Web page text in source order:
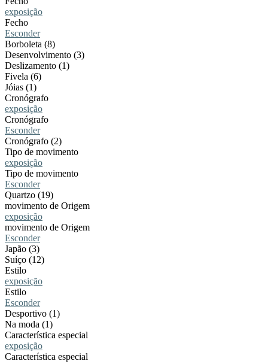
exposição
Fecho
Esconder
Borboleta (8)
Desenvolvimento (3)
Deslizamento (1)
Fivela (6)
Jóias (1)
Cronógrafo
exposição
Cronógrafo
Esconder
Cronógrafo (2)
Tipo de movimento
exposição
Tipo de movimento
Esconder
Quartzo (19)
movimento de Origem
exposição
movimento de Origem
Esconder
Japão (3)
Suíço (12)
Estilo
exposição
Estilo
Esconder
Desportivo (1)
Na moda (1)
Característica especial
exposição
Característica especial